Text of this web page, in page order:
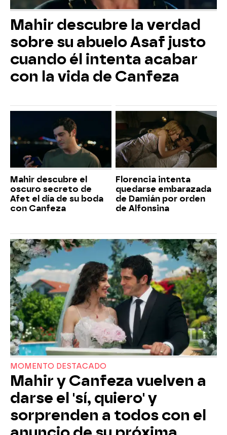
Mahir descubre la verdad
sobre su abuelo Asaf justo
cuando él intenta acabar
con la vida de Canfeza
Mahir descubre el
oscuro secreto de
Afet el día de su boda
con Canfeza
Florencia intenta
quedarse embarazada
de Damián por orden
de Alfonsina
MOMENTO DESTACADO
Mahir y Canfeza vuelven a
darse el 'sí, quiero' y
sorprenden a todos con el